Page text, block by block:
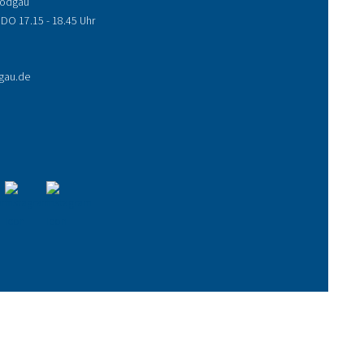
17.15 - 18.45 Uhr